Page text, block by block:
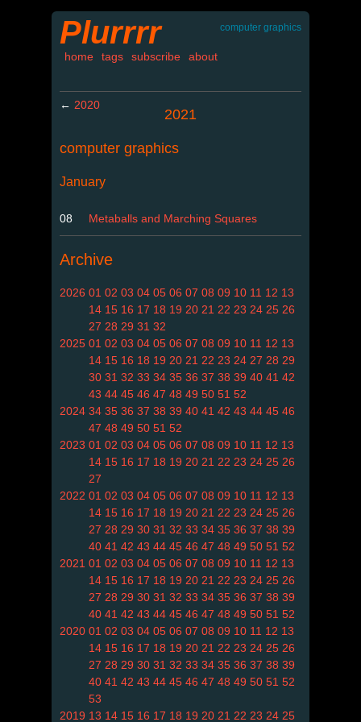
Plurrrr computer graphics
home tags subscribe about
← 2020
2021
computer graphics
January
08 Metaballs and Marching Squares
Archive
2026 01 02 03 04 05 06 07 08 09 10 11 12 13
14 15 16 17 18 19 20 21 22 23 24 25 26
27 28 29 31 32
2025 01 02 03 04 05 06 07 08 09 10 11 12 13
14 15 16 18 19 20 21 22 23 24 27 28 29
30 31 32 33 34 35 36 37 38 39 40 41 42
43 44 45 46 47 48 49 50 51 52
2024 34 35 36 37 38 39 40 41 42 43 44 45 46
47 48 49 50 51 52
2023 01 02 03 04 05 06 07 08 09 10 11 12 13
14 15 16 17 18 19 20 21 22 23 24 25 26
27
2022 01 02 03 04 05 06 07 08 09 10 11 12 13
14 15 16 17 18 19 20 21 22 23 24 25 26
27 28 29 30 31 32 33 34 35 36 37 38 39
40 41 42 43 44 45 46 47 48 49 50 51 52
2021 01 02 03 04 05 06 07 08 09 10 11 12 13
14 15 16 17 18 19 20 21 22 23 24 25 26
27 28 29 30 31 32 33 34 35 36 37 38 39
40 41 42 43 44 45 46 47 48 49 50 51 52
2020 01 02 03 04 05 06 07 08 09 10 11 12 13
14 15 16 17 18 19 20 21 22 23 24 25 26
27 28 29 30 31 32 33 34 35 36 37 38 39
40 41 42 43 44 45 46 47 48 49 50 51 52
53
2019 13 14 15 16 17 18 19 20 21 22 23 24 25